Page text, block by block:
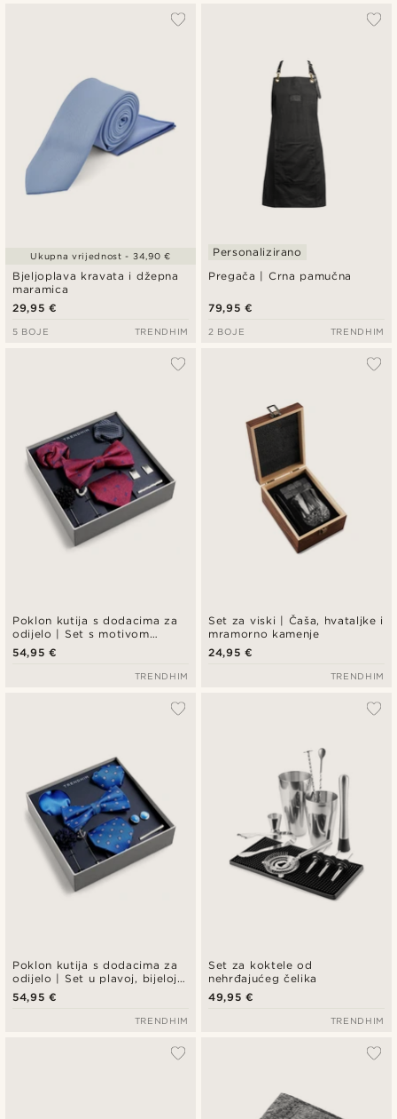
Bjeljoplava kravata i džepna
maramica
29,95 €
Ukupna vrijednost - 34,90 €
5 BOJE TRENDHIM
Pregača | Crna pamučna
Personalizirano
79,95 €
2 BOJE TRENDHIM
Poklon kutija s dodacima za
odijelo | Set s motivom
mašne u grimiznoj i
kraljevsko plavoj boji
54,95 €
TRENDHIM
Set za viski | Čaša, hvataljke i
mramorno kamenje
24,95 €
TRENDHIM
Poklon kutija s dodacima za
odijelo | Set u plavoj, bijeloj i
srebrnoj boji
54,95 €
TRENDHIM
Set za koktele od
nehrđajućeg čelika
49,95 €
TRENDHIM